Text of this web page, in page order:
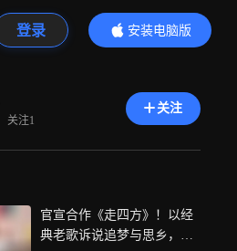
登录
安装电脑版
内容更精彩
关注1
关注
官宣合作《走四方》！以经
典老歌诉说追梦与思乡，用